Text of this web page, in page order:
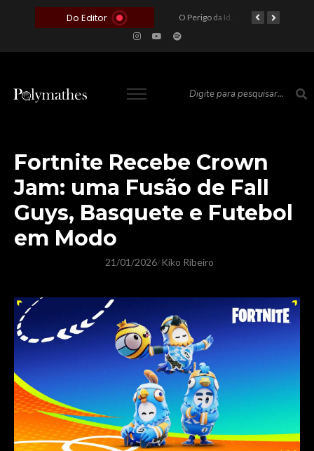
Do Editor A Roleta da Miséria: Quando a Devoção Cega Encontra o Link na Bio. A Queda do Brasileiro Pelas Mãos de Seus Influencers. O Perigo da Ideologia Desenfreada na Justiça: Quando a Pauta Política Substitui a Pena Criminal O Preço de um Escândalo: A Discrepância Entre o “Filme de Bolsonaro” e a Realidade do Cinema Mundial
Fortnite Recebe Crown
Jam: uma Fusão de Fall
Guys, Basquete e Futebol
em Modo
21/01/2026/ Kiko Ribeiro